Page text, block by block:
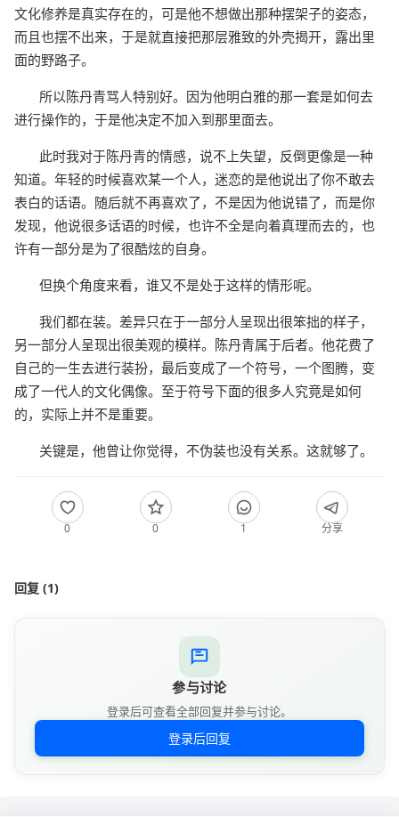
文化修养是真实存在的，可是他不想做出那种摆架子的姿态，
而且也摆不出来，于是就直接把那层雅致的外壳揭开，露出里
面的野路子。
所以陈丹青骂人特别好。因为他明白雅的那一套是如何去
进行操作的，于是他决定不加入到那里面去。
此时我对于陈丹青的情感，说不上失望，反倒更像是一种
知道。年轻的时候喜欢某一个人，迷恋的是他说出了你不敢去
表白的话语。随后就不再喜欢了，不是因为他说错了，而是你
发现，他说很多话语的时候，也许不全是向着真理而去的，也
许有一部分是为了很酷炫的自身。
但换个角度来看，谁又不是处于这样的情形呢。
我们都在装。差异只在于一部分人呈现出很笨拙的样子，
另一部分人呈现出很美观的模样。陈丹青属于后者。他花费了
自己的一生去进行装扮，最后变成了一个符号，一个图腾，变
成了一代人的文化偶像。至于符号下面的很多人究竟是如何
的，实际上并不是重要。
关键是，他曾让你觉得，不伪装也没有关系。这就够了。
0 0 1 分享
回复 (1)
参与讨论
登录后可查看全部回复并参与讨论。
登录后回复